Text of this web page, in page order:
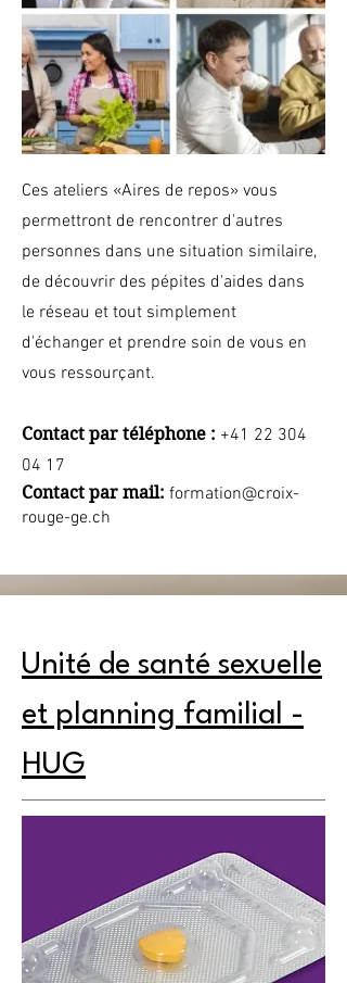
Ces ateliers «Aires de repos» vous
permettront de rencontrer d'autres
personnes dans une situation similaire,
de découvrir des pépites d'aides dans
le réseau et tout simplement
d'échanger et prendre soin de vous en
vous ressourçant.
Contact par téléphone : +41 22 304
04 17
Contact par mail: formation@croix-
rouge-ge.ch
Unité de santé sexuelle
et planning familial -
HUG